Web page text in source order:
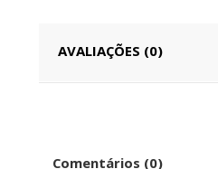
AVALIAÇÕES (0)
Comentários (0)